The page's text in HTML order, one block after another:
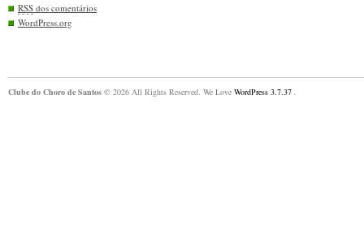
RSS dos comentários
WordPress.org
Clube do Choro de Santos © 2026 All Rights Reserved. We Love WordPress 3.7.37 .